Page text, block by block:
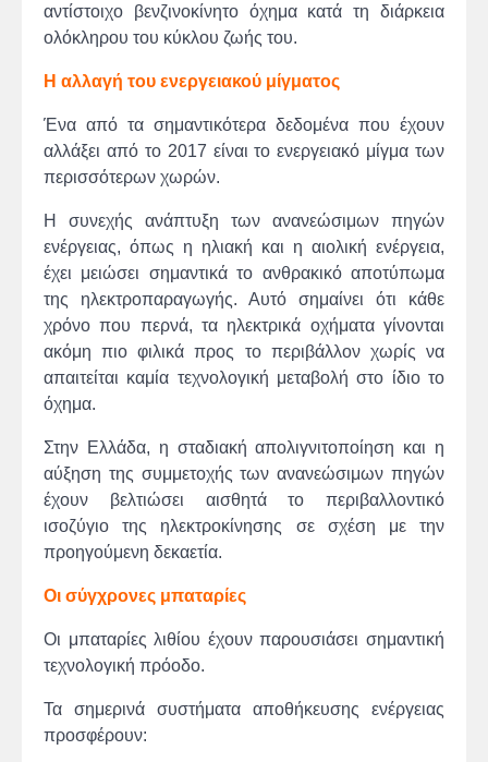
αντίστοιχο βενζινοκίνητο όχημα κατά τη διάρκεια
ολόκληρου του κύκλου ζωής του.
Η αλλαγή του ενεργειακού μίγματος
Ένα από τα σημαντικότερα δεδομένα που έχουν
αλλάξει από το 2017 είναι το ενεργειακό μίγμα των
περισσότερων χωρών.
Η συνεχής ανάπτυξη των ανανεώσιμων πηγών
ενέργειας, όπως η ηλιακή και η αιολική ενέργεια,
έχει μειώσει σημαντικά το ανθρακικό αποτύπωμα
της ηλεκτροπαραγωγής. Αυτό σημαίνει ότι κάθε
χρόνο που περνά, τα ηλεκτρικά οχήματα γίνονται
ακόμη πιο φιλικά προς το περιβάλλον χωρίς να
απαιτείται καμία τεχνολογική μεταβολή στο ίδιο το
όχημα.
Στην Ελλάδα, η σταδιακή απολιγνιτοποίηση και η
αύξηση της συμμετοχής των ανανεώσιμων πηγών
έχουν βελτιώσει αισθητά το περιβαλλοντικό
ισοζύγιο της ηλεκτροκίνησης σε σχέση με την
προηγούμενη δεκαετία.
Οι σύγχρονες μπαταρίες
Οι μπαταρίες λιθίου έχουν παρουσιάσει σημαντική
τεχνολογική πρόοδο.
Τα σημερινά συστήματα αποθήκευσης ενέργειας
προσφέρουν: